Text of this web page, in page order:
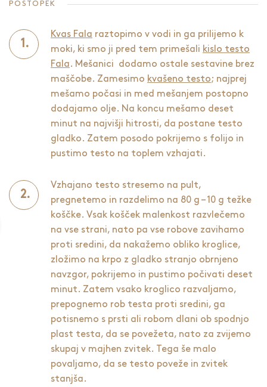
POSTOPEK
Kvas Fala raztopimo v vodi in ga prilijemo k
moki, ki smo ji pred tem primešali kislo testo
Fala . Mešanici dodamo ostale sestavine brez
maščobe. Zamesimo kvašeno testo; najprej
mešamo počasi in med mešanjem postopno
dodajamo olje. Na koncu mešamo deset
minut na najvišji hitrosti, da postane testo
gladko. Zatem posodo pokrijemo s folijo in
pustimo testo na toplem vzhajati.
Vzhajano testo stresemo na pult,
pregnetemo in razdelimo na 80 g – 10 g težke
koščke. Vsak košček malenkost razvlečemo
na vse strani, nato pa vse robove zavihamo
proti sredini, da nakažemo obliko kroglice,
zložimo na krpo z gladko stranjo obrnjeno
navzgor, pokrijemo in pustimo počivati deset
minut. Zatem vsako kroglico razvaljamo,
prepognemo rob testa proti sredini, ga
potisnemo s prsti ali robom dlani ob spodnjo
plast testa, da se povežeta, nato za zvijemo
skupaj v majhen zvitek. Tega še malo
povaljamo, da se testo poveže in zvitek
stanjša.